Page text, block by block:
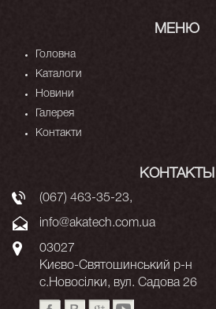
МЕНЮ
Головна
Каталоги
Новини
Галерея
Контакти
КОНТАКТЫ
(067) 463-35-23,
info@akatech.com.ua
03027
Києво-Святошинський р-н
с.Новосілки, вул. Садова 26